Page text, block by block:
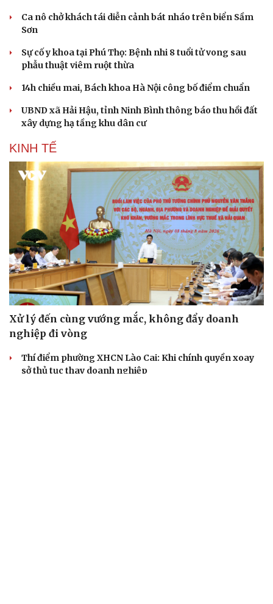
Ca nô chở khách tái diễn cảnh bát nháo trên biển Sầm
Sơn
Sự cố y khoa tại Phú Thọ: Bệnh nhi 8 tuổi tử vong sau
phẫu thuật viêm ruột thừa
14h chiều mai, Bách khoa Hà Nội công bố điểm chuẩn
UBND xã Hải Hậu, tỉnh Ninh Bình thông báo thu hồi đất
xây dựng hạ tầng khu dân cư
KINH TẾ
Xử lý đến cùng vướng mắc, không đẩy doanh
nghiệp đi vòng
Thí điểm phường XHCN Lào Cai: Khi chính quyền xoay
sở thủ tục thay doanh nghiệp